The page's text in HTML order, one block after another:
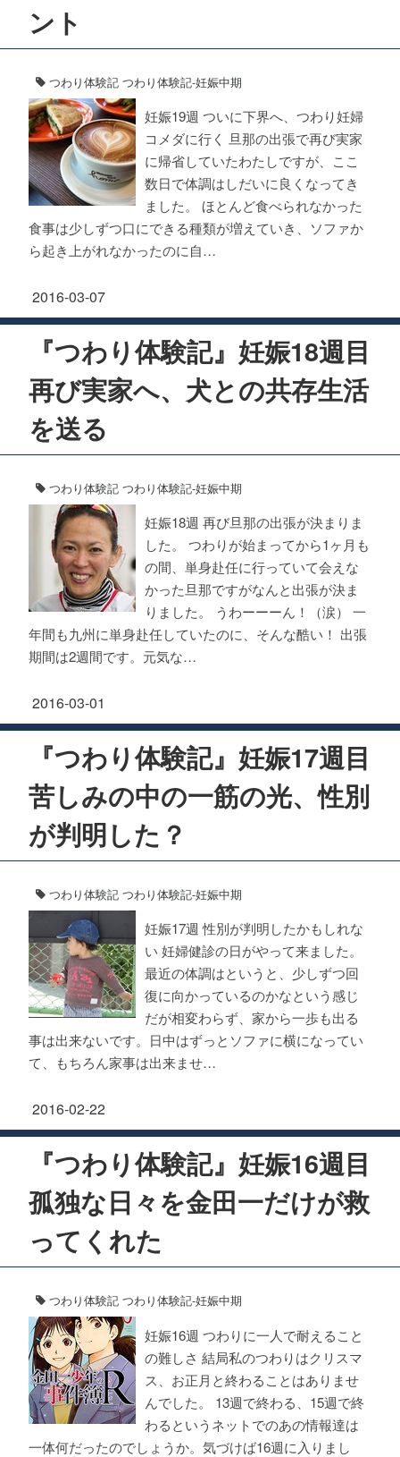
ント
つわり体験記 つわり体験記-妊娠中期
妊娠19週 ついに下界へ、つわり妊婦
コメダに行く 旦那の出張で再び実家
に帰省していたわたしですが、ここ
数日で体調はしだいに良くなってき
ました。 ほとんど食べられなかった
食事は少しずつ口にできる種類が増えていき、ソファか
ら起き上がれなかったのに自…
2016-03-07
『つわり体験記』妊娠18週目
再び実家へ、犬との共存生活
を送る
つわり体験記 つわり体験記-妊娠中期
妊娠18週 再び旦那の出張が決まりま
した。 つわりが始まってから1ヶ月も
の間、単身赴任に行っていて会えな
かった旦那ですがなんと出張が決ま
りました。 うわーーーん！（涙） 一
年間も九州に単身赴任していたのに、そんな酷い！ 出張
期間は2週間です。元気な…
2016-03-01
『つわり体験記』妊娠17週目
苦しみの中の一筋の光、性別
が判明した？
つわり体験記 つわり体験記-妊娠中期
妊娠17週 性別が判明したかもしれな
い 妊婦健診の日がやって来ました。
最近の体調はというと、少しずつ回
復に向かっているのかなという感じ
だが相変わらず、家から一歩も出る
事は出来ないです。日中はずっとソファに横になってい
て、もちろん家事は出来ませ…
2016-02-22
『つわり体験記』妊娠16週目
孤独な日々を金田一だけが救
ってくれた
つわり体験記 つわり体験記-妊娠中期
妊娠16週 つわりに一人で耐えること
の難しさ 結局私のつわりはクリスマ
ス、お正月と終わることはありませ
んでした。 13週で終わる、15週で終
わるというネットでのあの情報達は
一体何だったのでしょうか。気づけば16週に入りまし